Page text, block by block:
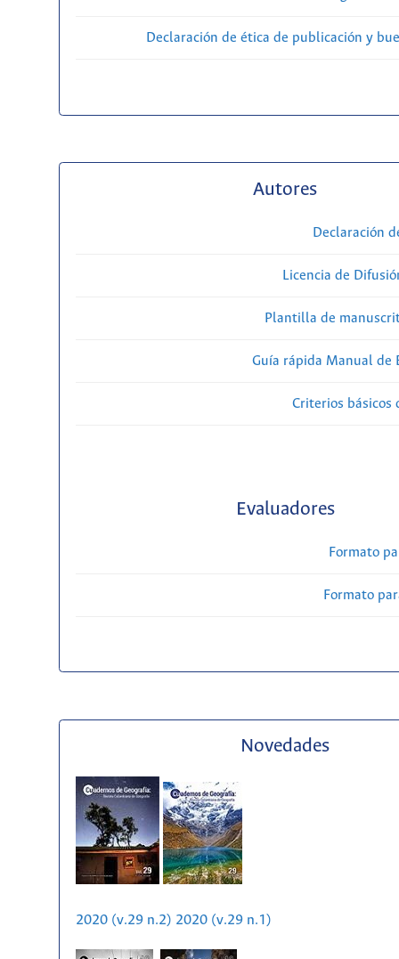
Declaración de ética de publicación y
Autores
Declaración
Licencia de
Plantilla de
Guía rápida Manual de
Criterios básicos
Evaluadores
Formato
Formato
Novedades
2020 (v.29 n.2) 2020 (v.29 n.1)